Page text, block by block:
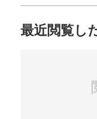
最近閲覧し